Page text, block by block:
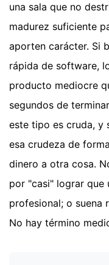
una sala que no
madurez suficiente
aporten carácter. Si
rápida de software,
producto mediocre
segundos de
este tipo es cruda, y
esa crudeza de
dinero a otra cosa.
por "casi" lograr que
profesional; o suena
No hay término